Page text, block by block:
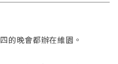
的晚會都辦在維園。